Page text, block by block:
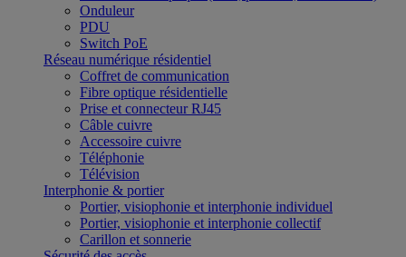
Onduleur
PDU
Switch PoE
Réseau numérique résidentiel
Coffret de communication
Fibre optique résidentielle
Prise et connecteur RJ45
Câble cuivre
Accessoire cuivre
Téléphonie
Télévision
Interphonie & portier
Portier, visiophonie et interphonie individuel
Portier, visiophonie et interphonie collectif
Carillon et sonnerie